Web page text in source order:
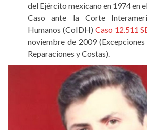
del Ejército mexicano en 1974 en
Caso ante la Corte
Humanos (CoIDH) Caso 12.511
noviembre de 2009 (Excepciones
Reparaciones y Costas).